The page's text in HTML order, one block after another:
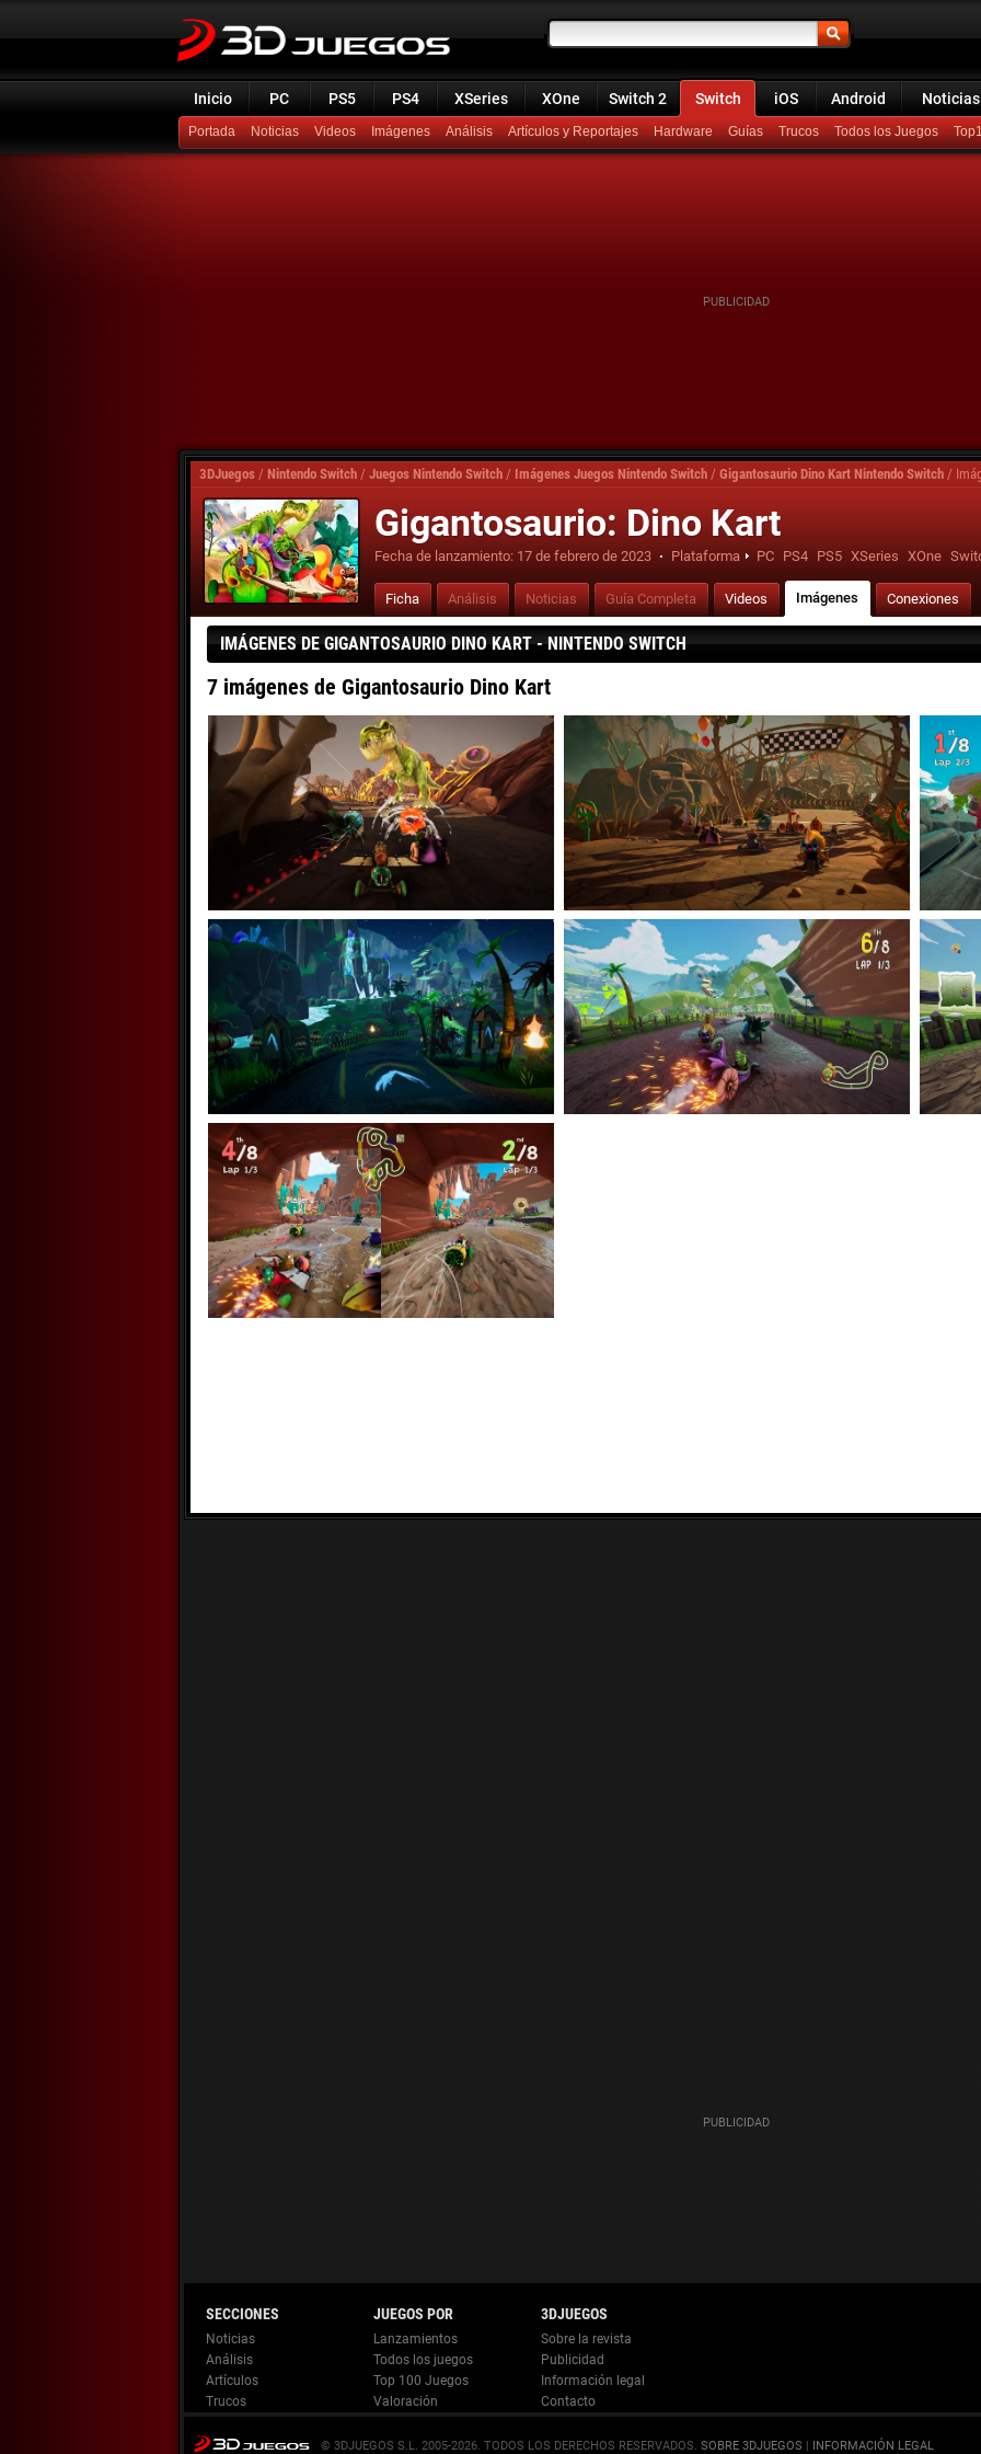
Inicio PC PS5 PS4 XSeries XOne Switch 2 Switch iOS Android Noticias
Portada Noticias Videos Imágenes Análisis Artículos y Reportajes Hardware Guías Trucos Todos los Juegos
3DJuegos / Nintendo Switch / Juegos Nintendo Switch / Imágenes Juegos Nintendo Switch / Gigantosaurio Dino Kart Nintendo Switch /
Gigantosaurio: Dino Kart
Fecha de lanzamiento: 17 de febrero de 2023 · Plataforma PC PS4 PS5 XSeries XOne
Ficha Análisis Noticias Guía Completa Videos Imágenes Conexiones
IMÁGENES DE GIGANTOSAURIO DINO KART - NINTENDO SWITCH
7 imágenes de Gigantosaurio Dino Kart
Noticias
Análisis
Artículos
Trucos
Lanzamientos
Todos los juegos
Top 100 Juegos
Valoración
Información legal
© 3DJUEGOS S.L. 2005-2026. . SOBRE 3DJUEGOS | INFORMACIÓN LEGAL